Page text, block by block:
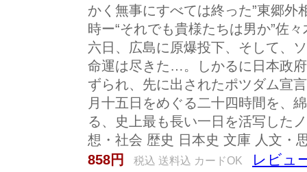
かく無事にすべては終った”東郷
時ー“それでも貴様たちは男か”佐
六日、広島に原爆投下、そして、
命運は尽きた…。しかるに日本政
ずられ、先に出されたポツダム宣
月十五日をめぐる二十四時間を、
る、史上最も長い一日を活写した
想・社会 歴史 日本史 文庫 人文・
858円
税込 送料込 カードOK レビュ